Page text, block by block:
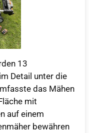
13
Detail unter die
das Mähen
mit
auf einem
bewähren